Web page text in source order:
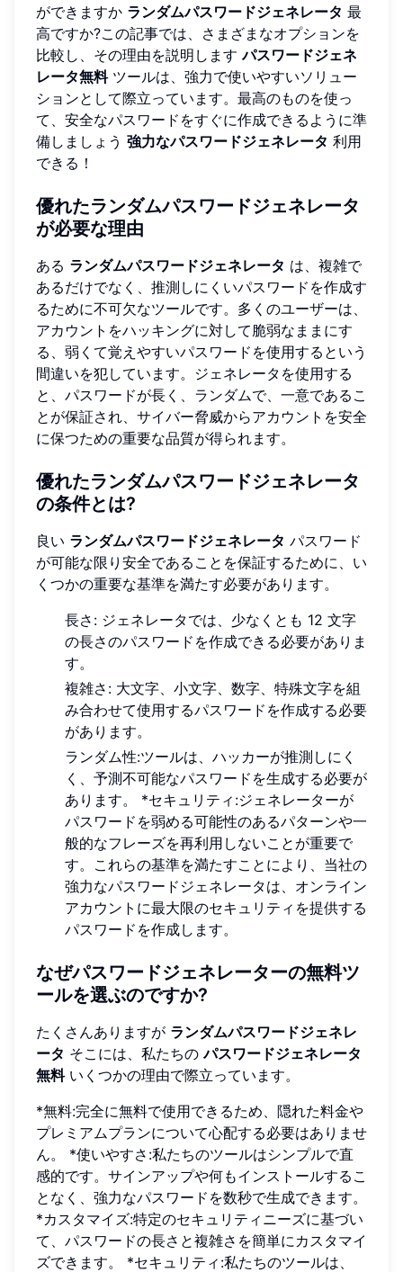
ができますか ランダムパスワードジェネレータ 最
高ですか?この記事では、さまざまなオプションを
比較し、その理由を説明しますパスワードジェネ
レータ無料ツールは、強力で使いやすいソリュー
ションとして際立っています。最高のものを使っ
て、安全なパスワードをすぐに作成できるように準
備しましょう 強力なパスワードジェネレータ 利用
できる！
優れたランダムパスワードジェネレータ
が必要な理由
ある ランダムパスワードジェネレータ は、複雑で
あるだけでなく、推測しにくいパスワードを作成す
るために不可欠なツールです。多くのユーザーは、
アカウントをハッキングに対して脆弱なままにす
る、弱くて覚えやすいパスワードを使用するという
間違いを犯しています。ジェネレータを使用する
と、パスワードが長く、ランダムで、一意であるこ
とが保証され、サイバー脅威からアカウントを安全
に保つための重要な品質が得られます。
優れたランダムパスワードジェネレータ
の条件とは?
良い ランダムパスワードジェネレータ パスワード
が可能な限り安全であることを保証するために、い
くつかの重要な基準を満たす必要があります。
長さ: ジェネレータでは、少なくとも 12 文字
の長さのパスワードを作成できる必要がありま
す。
複雑さ: 大文字、小文字、数字、特殊文字を組
み合わせて使用するパスワードを作成する必要
があります。
ランダム性:ツールは、ハッカーが推測しにく
く、予測不可能なパスワードを生成する必要が
あります。 *セキュリティ:ジェネレーターが
パスワードを弱める可能性のあるパターンや一
般的なフレーズを再利用しないことが重要で
す。これらの基準を満たすことにより、当社の
強力なパスワードジェネレータは、オンライン
アカウントに最大限のセキュリティを提供する
パスワードを作成します。
なぜパスワードジェネレーターの無料ツ
ールを選ぶのですか?
たくさんありますが ランダムパスワードジェネレ
ータ そこには、私たちのパスワードジェネレータ
無料いくつかの理由で際立っています。
*無料:完全に無料で使用できるため、隠れた料金や
プレミアムプランについて心配する必要はありませ
ん。 *使いやすさ:私たちのツールはシンプルで直
感的です。サインアップや何もインストールするこ
となく、強力なパスワードを数秒で生成できます。
*カスタマイズ:特定のセキュリティニーズに基づい
て、パスワードの長さと複雑さを簡単にカスタマイ
ズできます。 *セキュリティ:私たちのツールは、